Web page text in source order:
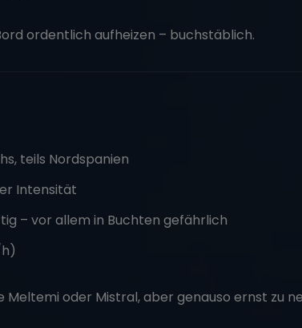
ordentlich aufheizen – buchstäblich.
teils Nordspanien
Intensität
– vor allem in Buchten gefährlich
oder Mistral, aber genauso ernst zu